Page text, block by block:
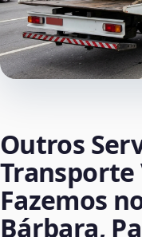
Outros
Transporte
Fazemos
Bárbara,